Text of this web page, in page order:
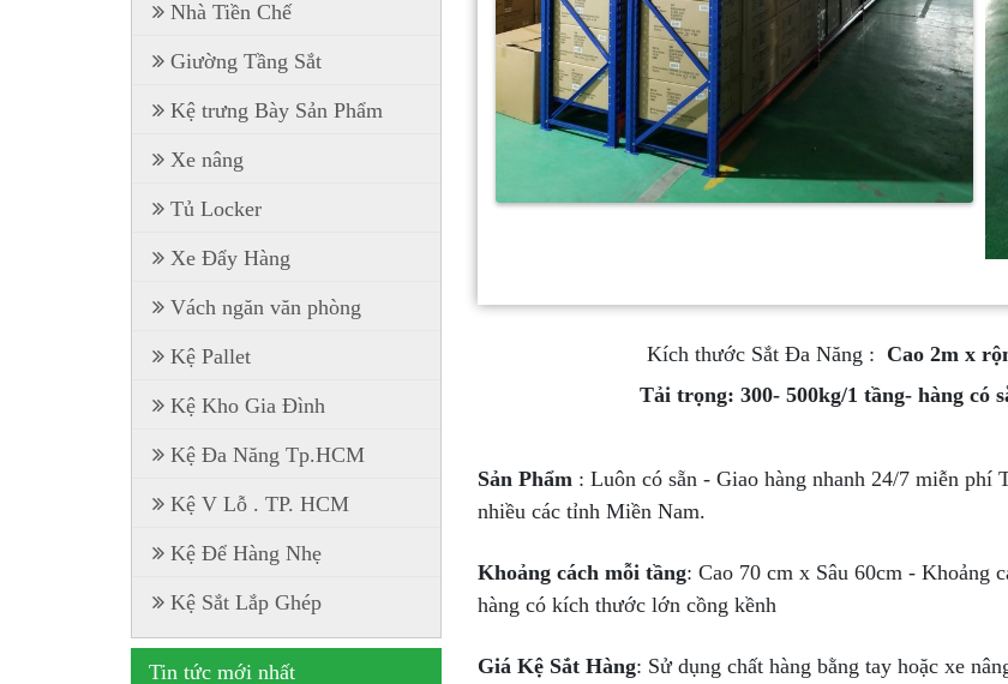
Kích thước Sắt Đa Năng : Cao 2m x
Tải trọng: 300- 500kg/1 tầng- hàng có
Sản Phẩm : Luôn có sẵn - Giao hàng nhanh 24/7 miễn
nhiều các tỉnh Miền Nam.
Khoảng cách mỗi tầng: Cao 70 cm x Sâu 60cm - Khoảng
hàng có kích thước lớn cồng kềnh
Giá Kệ Sắt Hàng: Sử dụng chất hàng bằng tay hoặc xe
Nhà Tiền Chế
Giường Tầng Sắt
Kệ trưng Bày Sản Phẩm
Xe nâng
Tủ Locker
Xe Đẩy Hàng
Vách ngăn văn phòng
Kệ Pallet
Kệ Kho Gia Đình
Kệ Đa Năng Tp.HCM
Kệ V Lỗ . TP. HCM
Kệ Để Hàng Nhẹ
Kệ Sắt Lắp Ghép
Tin tức mới nhất